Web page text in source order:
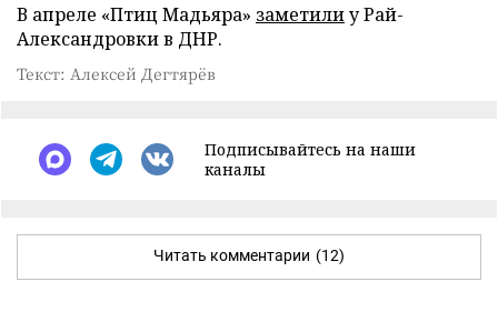
В апреле «Птиц Мадьяра» заметилиу Рай-
Александровки в ДНР.
Текст: Алексей Дегтярёв
Подписывайтесь на наши
каналы
Читать комментарии (12)